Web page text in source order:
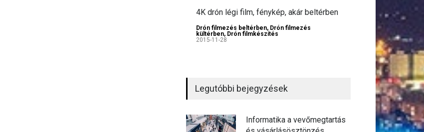
4K drón légi film, fénykép, akár beltérben
Drón filmezés beltérben, Drón filmezés
kültérben, Drón filmkészítés
2015-11-28
Legutóbbi bejegyzések
Informatika a vevőmegtartás